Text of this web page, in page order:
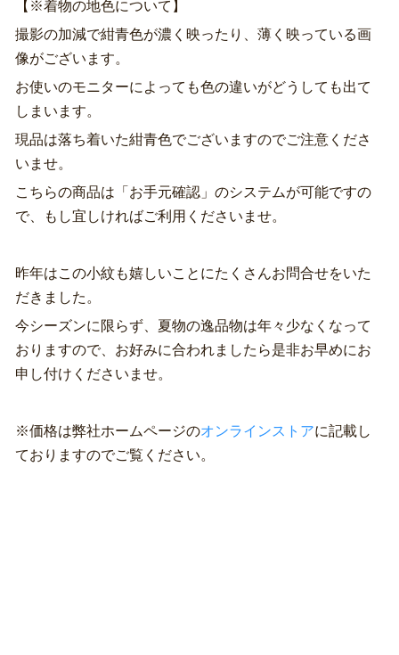
【※着物の地色について】
撮影の加減で紺青色が濃く映ったり、薄く映っている画
像がございます。
お使いのモニターによっても色の違いがどうしても出て
しまいます。
現品は落ち着いた紺青色でございますのでご注意くださ
いませ。
こちらの商品は「お手元確認」のシステムが可能ですの
で、もし宜しければご利用くださいませ。
昨年はこの小紋も嬉しいことにたくさんお問合せをいた
だきました。
今シーズンに限らず、夏物の逸品物は年々少なくなって
おりますので、お好みに合われましたら是非お早めにお
申し付けくださいませ。
※価格は弊社ホームページのオンラインストアに記載し
ておりますのでご覧ください。